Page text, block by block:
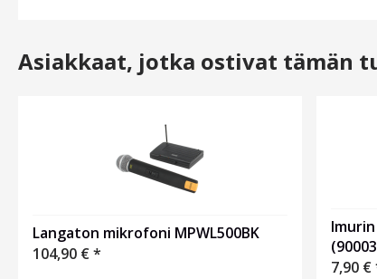
Asiakkaat, jotka ostivat tämän
Langaton mikrofoni MPWL500BK
104,90 €*
7,90 €